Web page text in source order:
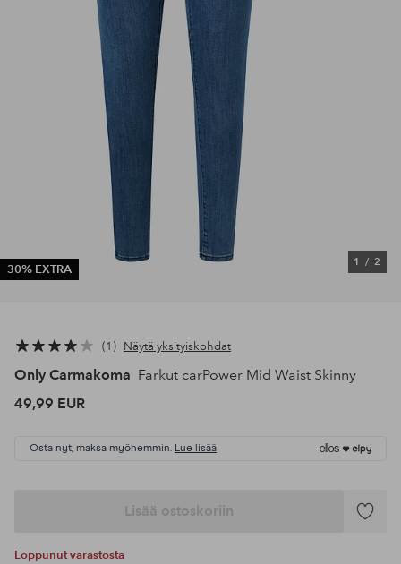
30% EXTRA
1 / 2
1 Näytä yksityiskohdat
Only Carmakoma Farkut carPower Mid Waist Skinny
49,99 EUR
Osta nyt, maksa myöhemmin. Lue lisää
Lisää ostoskoriin
Lisää
Loppunut varastosta